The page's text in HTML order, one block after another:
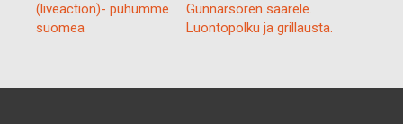
(liveaction)- puhumme
suomea
Gunnarsören saarele.
Luontopolku ja grillausta.